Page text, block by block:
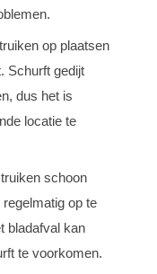
op plaatsen
Schurft gedijt
dus het is
locatie te
schoon
op te
bladafval kan
te voorkomen.